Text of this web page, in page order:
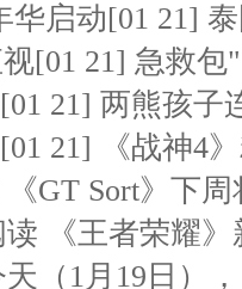
启动[01 21]
[01 21] 急救
21] 两熊孩子
21] 《战神4
GT Sort》下
《王者荣耀
（1月19日）